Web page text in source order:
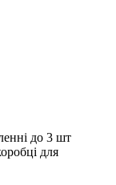
до 3 шт
для